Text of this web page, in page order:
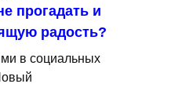
прогадать и
радость?
в социальных